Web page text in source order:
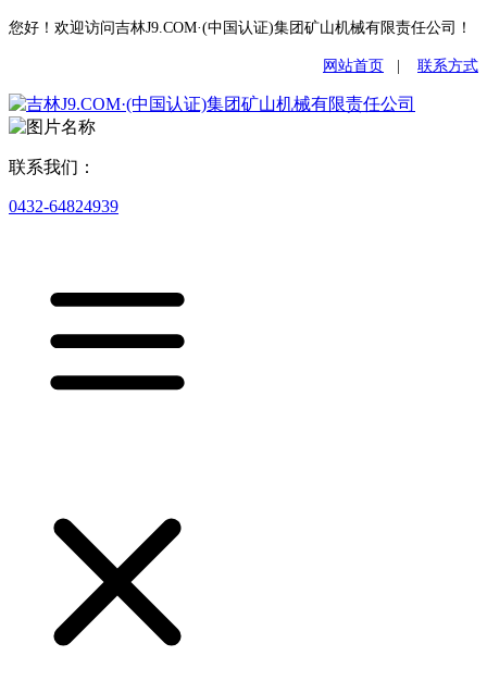
您好！欢迎访问吉林J9.COM·(中国认证)集团矿山机械有限责任公司！
网站首页 联系方式
联系我们：
0432-64824939